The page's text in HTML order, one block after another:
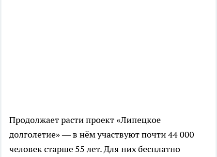
Продолжает расти проект «Липецкое
долголетие» — в нём участвуют почти 44 000
человек старше 55 лет. Для них бесплатно